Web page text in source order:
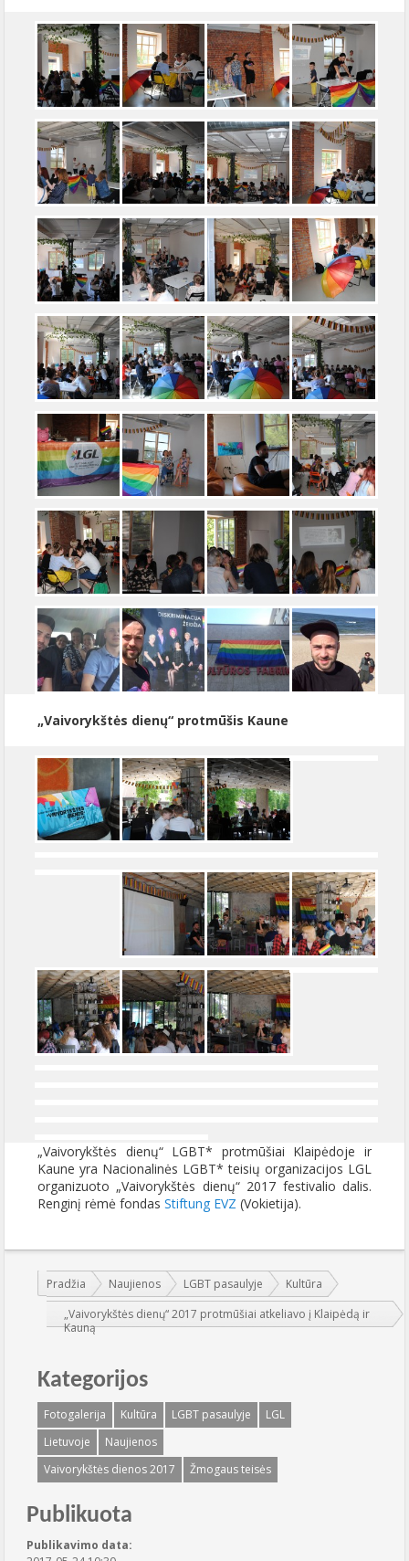
„Vaivorykštės dienų“ protmūšis Kaune
„Vaivorykštės dienų“ LGBT* protmūšiai Klaipėdoje ir
Kaune yra Nacionalinės LGBT* teisių organizacijos LGL
organizuoto „Vaivorykštės dienų“ 2017 festivalio dalis.
Renginį rėmė fondas Stiftung EVZ (Vokietija).
Jūs esate čia:
Pradžia Naujienos LGBT pasaulyje
Kultūra
„Vaivorykštės dienų“ 2017 protmūšiai atkeliavo į Klaipėdą ir
Kauną
Kategorijos
Fotogalerija Kultūra LGBT pasaulyje
LGL
Lietuvoje
Naujienos
Vaivorykštės dienos 2017
Žmogaus teisės
Publikuota
Publikavimo data: